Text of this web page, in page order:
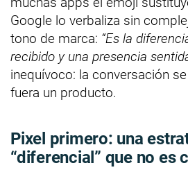
Google lo verbaliza sin
tono de marca: “Es la
recibido y una presencia
inequívoco: la conversación
fuera un producto.
Pixel primero: una
“diferencial” que no es